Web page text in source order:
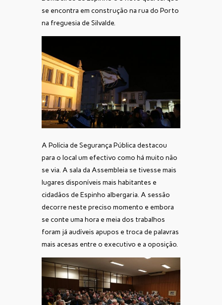
se encontra em construção na rua do Porto
na freguesia de Silvalde.
A Polícia de Segurança Pública destacou
para o local um efectivo como há muito não
se via. A sala da Assembleia se tivesse mais
lugares disponíveis mais habitantes e
cidadãos de Espinho albergaria. A sessão
decorre neste preciso momento e embora
se conte uma hora e meia dos trabalhos
foram já audíveis apupos e troca de palavras
mais acesas entre o executivo e a oposição.